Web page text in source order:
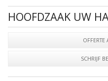
HOOFDZAAK UW
OFFERTE
SCHRIJF